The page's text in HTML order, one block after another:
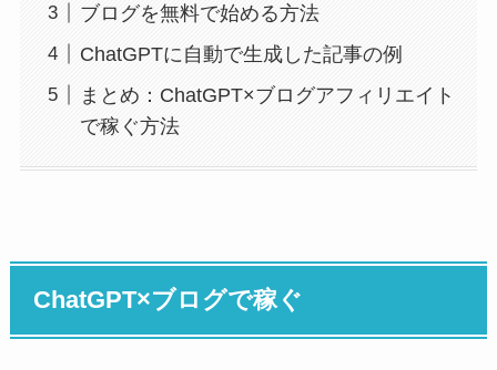
ブログを無料で始める方法
ChatGPTに自動で生成した記事の例
まとめ：ChatGPT×ブログアフィリエイト
で稼ぐ方法
ChatGPT×ブログで稼ぐ